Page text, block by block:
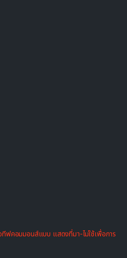
คอมมอนส์แบบ แสดงที่มา-ไม่ใช้เพื่อการ